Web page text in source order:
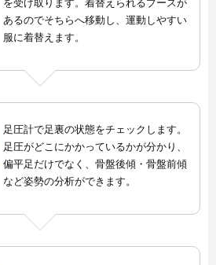
を受け取ります。着替えられるブースが
あるのでそちらへ移動し、運動しやすい
服に着替えます。
足圧計で足裏の状態をチェックします。
足圧がどこにかかっているかが分かり、
偏平足だけでなく、骨盤後傾・骨盤前傾
など姿勢の分析ができます。